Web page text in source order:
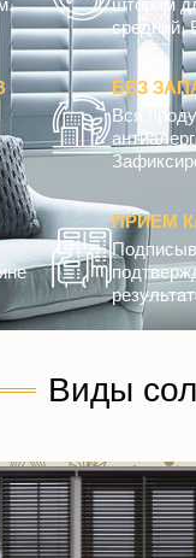
шторам
средний,
БЕЗ
Вся
ПРИЕМ
Виды